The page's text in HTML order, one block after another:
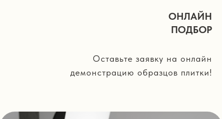
ОНЛАЙН
ПОДБОР
Оставьте заявку на онлайн
демонстрацию образцов плитки!